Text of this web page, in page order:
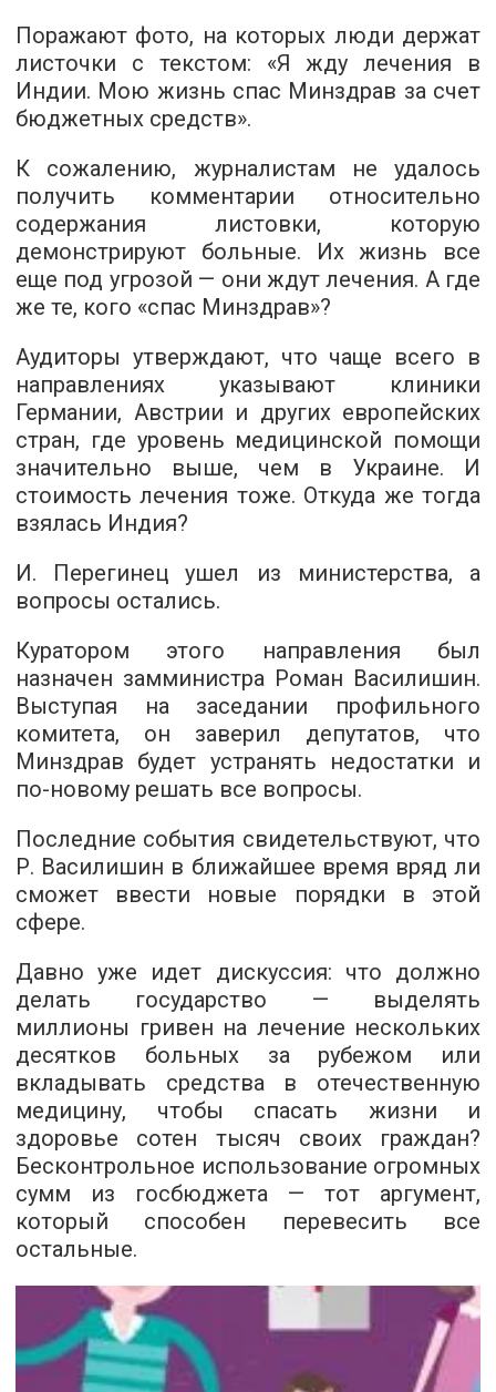
Поражают фото, на которых люди держат
листочки с текстом: «Я жду лечения в
Индии. Мою жизнь спас Минздрав за счет
бюджетных средств».
К сожалению, журналистам не удалось
получить комментарии относительно
содержания листовки, которую
демонстрируют больные. Их жизнь все
еще под угрозой — они ждут лечения. А где
же те, кого «спас Минздрав»?
Аудиторы утверждают, что чаще всего в
направлениях указывают клиники
Германии, Австрии и других европейских
стран, где уровень медицинской помощи
значительно выше, чем в Украине. И
стоимость лечения тоже. Откуда же тогда
взялась Индия?
И. Перегинец ушел из министерства, а
вопросы остались.
Куратором этого направления был
назначен замминистра Роман Василишин.
Выступая на заседании профильного
комитета, он заверил депутатов, что
Минздрав будет устранять недостатки и
по-новому решать все вопросы.
Последние события свидетельствуют, что
Р. Василишин в ближайшее время вряд ли
сможет ввести новые порядки в этой
сфере.
Давно уже идет дискуссия: что должно
делать государство — выделять
миллионы гривен на лечение нескольких
десятков больных за рубежом или
вкладывать средства в отечественную
медицину, чтобы спасать жизни и
здоровье сотен тысяч своих граждан?
Бесконтрольное использование огромных
сумм из госбюджета — тот аргумент,
который способен перевесить все
остальные.